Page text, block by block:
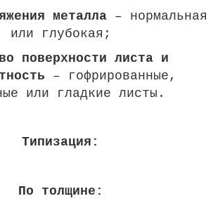
металла – нормальная
или глубокая;
поверхности листа и
– гофрированные,
или гладкие листы.
Типизация:
По толщине: